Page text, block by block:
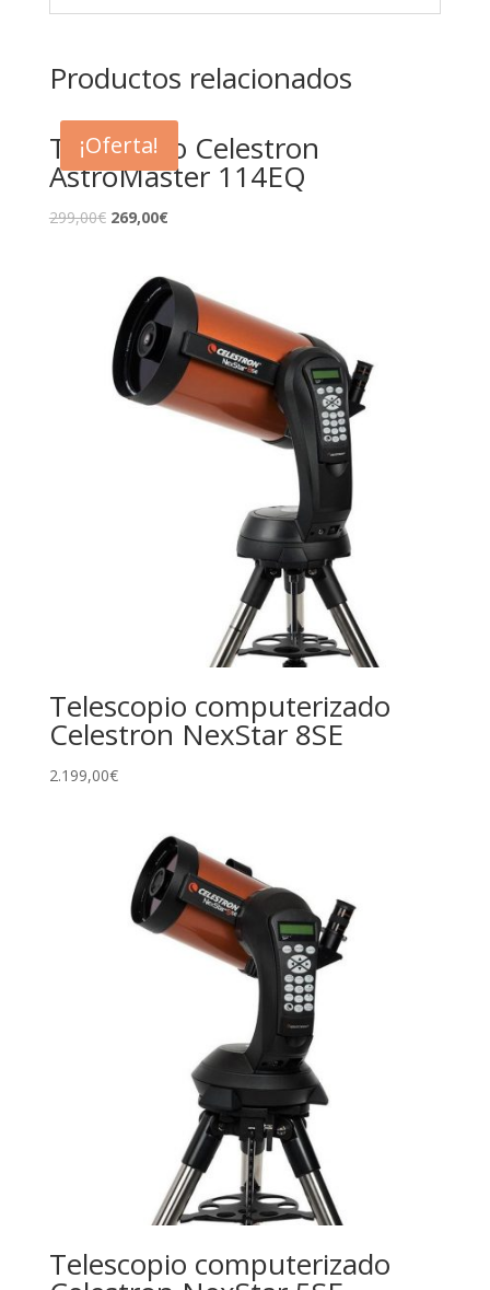
Productos relacionados
¡Oferta!
Telescopio Celestron
AstroMaster 114EQ
299,00€ 269,00€
Telescopio computerizado
Celestron NexStar 8SE
2.199,00€
Telescopio computerizado